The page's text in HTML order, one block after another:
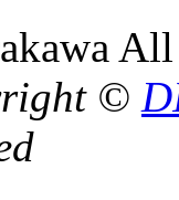
©